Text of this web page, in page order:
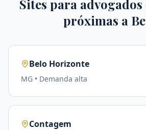
Sites para advogados
próximas a
Belo Horizonte
MG • Demanda alta
Contagem